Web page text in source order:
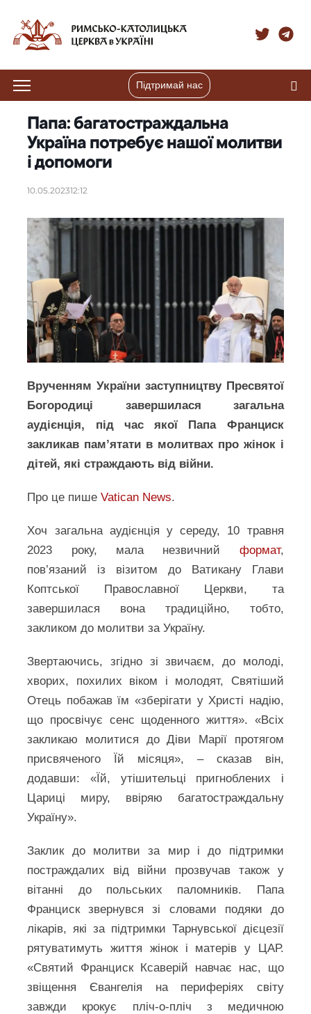
Підтримай нас
Папа: багатостраждальна
Україна потребує нашої молитви
і допомоги
10.05.202312:12
Врученням України заступництву Пресвятої
Богородиці завершилася загальна
аудієнція, під час якої Папа Франциск
закликав пам’ятати в молитвах про жінок і
дітей, які страждають від війни.
Про це пишеVatican News.
Хоч загальна аудієнція у середу, 10 травня
2023 року, мала незвичний формат,
пов’язаний із візитом до Ватикану Глави
Коптської Православної Церкви, та
завершилася вона традиційно, тобто,
закликом до молитви за Україну.
Звертаючись, згідно зі звичаєм, до молоді,
хворих, похилих віком і молодят, Святіший
Отець побажав їм «зберігати у Христі надію,
що просвічує сенс щоденного життя». «Всіх
закликаю молитися до Діви Марії протягом
присвяченого Їй місяця», – сказав він,
додавши: «Їй, утішительці пригноблених і
Цариці миру, ввіряю багатостраждальну
Україну».
Заклик до молитви за мир і до підтримки
постраждалих від війни прозвучав також у
вітанні до польських паломників. Папа
Франциск звернувся зі словами подяки до
лікарів, які за підтримки Тарнувської дієцезії
рятуватимуть життя жінок і матерів у ЦАР.
«Святий Франциск Ксаверій навчає нас, що
звіщення Євангелія на периферіях світу
завжди крокує пліч-о-пліч з медичною